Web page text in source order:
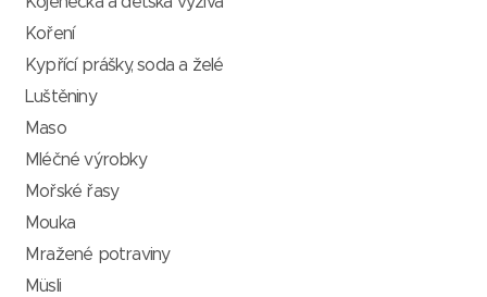
Koření
Kypřící prášky, soda a želé
Luštěniny
Maso
Mléčné výrobky
Mořské řasy
Mouka
Mražené potraviny
Müsli